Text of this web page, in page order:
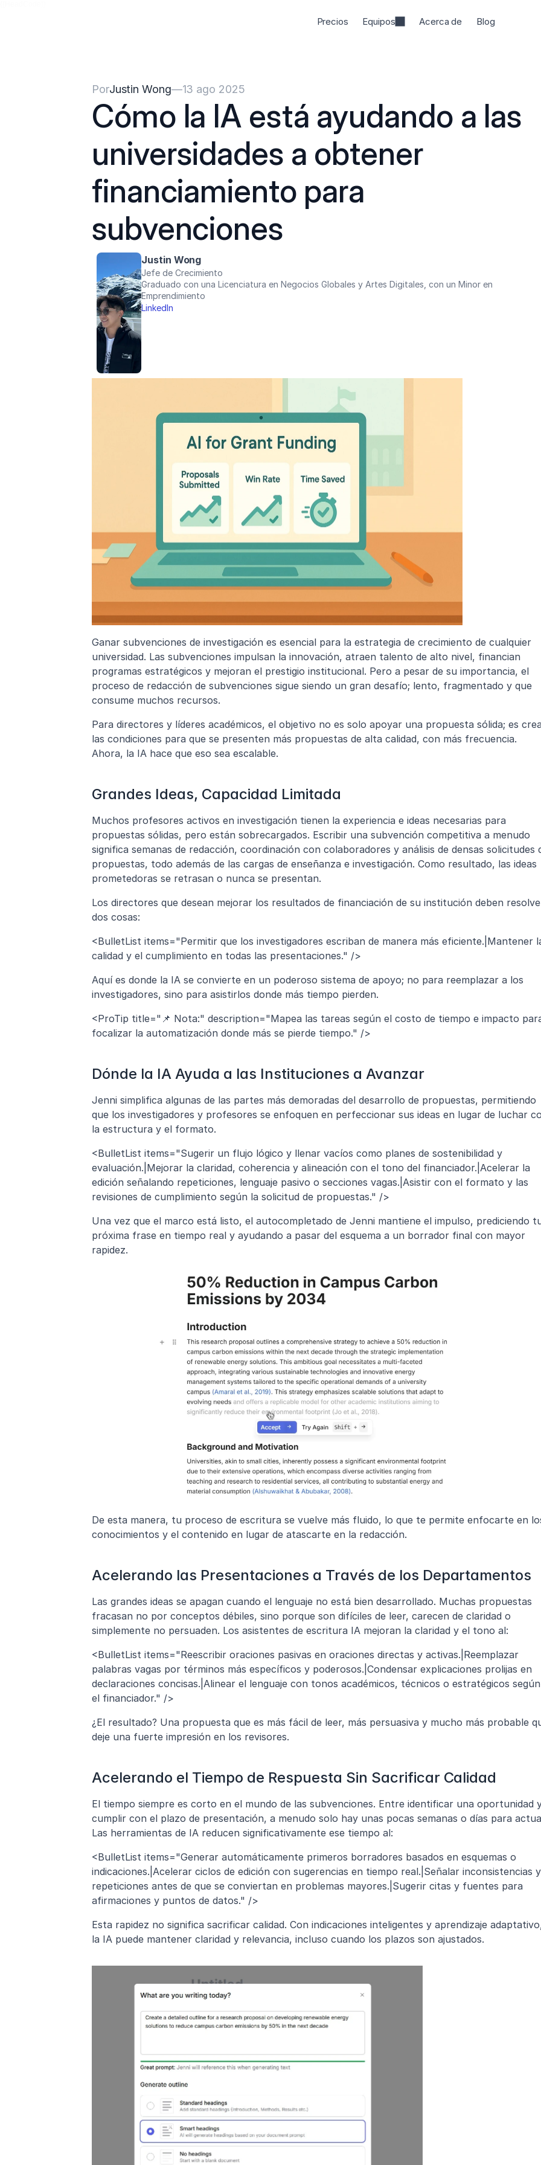
Precios Equipos Acerca de Blog
PorJustin Wong—13 ago 2025
Cómo la IA está ayudando a las
universidades a obtener
financiamiento para
subvenciones
Justin Wong
Jefe de Crecimiento
Graduado con una Licenciatura en Negocios Globales y Artes Digitales, con un Minor en
Emprendimiento
LinkedIn
Ganar subvenciones de investigación es esencial para la estrategia de crecimiento de cualquier
universidad. Las subvenciones impulsan la innovación, atraen talento de alto nivel, financian
programas estratégicos y mejoran el prestigio institucional. Pero a pesar de su importancia, el
proceso de redacción de subvenciones sigue siendo un gran desafío; lento, fragmentado y que
consume muchos recursos.
Para directores y líderes académicos, el objetivo no es solo apoyar una propuesta sólida; es
las condiciones para que se presenten más propuestas de alta calidad, con más frecuencia.
Ahora, la IA hace que eso sea escalable.
Grandes Ideas, Capacidad Limitada
Muchos profesores activos en investigación tienen la experiencia e ideas necesarias para
propuestas sólidas, pero están sobrecargados. Escribir una subvención competitiva a menudo
significa semanas de redacción, coordinación con colaboradores y análisis de densas solicitudes
propuestas, todo además de las cargas de enseñanza e investigación. Como resultado, las ideas
prometedoras se retrasan o nunca se presentan.
Los directores que desean mejorar los resultados de financiación de su institución deben
dos cosas:
<BulletList items="Permitir que los investigadores escriban de manera más eficiente.|Mantener
calidad y el cumplimiento en todas las presentaciones." />
Aquí es donde la IA se convierte en un poderoso sistema de apoyo; no para reemplazar a los
investigadores, sino para asistirlos donde más tiempo pierden.
<ProTip title="📌 Nota:" description="Mapea las tareas según el costo de tiempo e impacto
focalizar la automatización donde más se pierde tiempo." />
Dónde la IA Ayuda a las Instituciones a Avanzar
Jenni simplifica algunas de las partes más demoradas del desarrollo de propuestas, permitiendo
que los investigadores y profesores se enfoquen en perfeccionar sus ideas en lugar de luchar
la estructura y el formato.
<BulletList items="Sugerir un flujo lógico y llenar vacíos como planes de sostenibilidad y
evaluación.|Mejorar la claridad, coherencia y alineación con el tono del financiador.|Acelerar la
edición señalando repeticiones, lenguaje pasivo o secciones vagas.|Asistir con el formato y las
revisiones de cumplimiento según la solicitud de propuestas." />
Una vez que el marco está listo, el autocompletado de Jenni mantiene el impulso, prediciendo
próxima frase en tiempo real y ayudando a pasar del esquema a un borrador final con mayor
rapidez.
De esta manera, tu proceso de escritura se vuelve más fluido, lo que te permite enfocarte en
conocimientos y el contenido en lugar de atascarte en la redacción.
Acelerando las Presentaciones a Través de los Departamentos
Las grandes ideas se apagan cuando el lenguaje no está bien desarrollado. Muchas propuestas
fracasan no por conceptos débiles, sino porque son difíciles de leer, carecen de claridad o
simplemente no persuaden. Los asistentes de escritura IA mejoran la claridad y el tono al:
<BulletList items="Reescribir oraciones pasivas en oraciones directas y activas.|Reemplazar
palabras vagas por términos más específicos y poderosos.|Condensar explicaciones prolijas en
declaraciones concisas.|Alinear el lenguaje con tonos académicos, técnicos o estratégicos según
el financiador." />
¿El resultado? Una propuesta que es más fácil de leer, más persuasiva y mucho más probable
deje una fuerte impresión en los revisores.
Acelerando el Tiempo de Respuesta Sin Sacrificar Calidad
El tiempo siempre es corto en el mundo de las subvenciones. Entre identificar una oportunidad
cumplir con el plazo de presentación, a menudo solo hay unas pocas semanas o días para
Las herramientas de IA reducen significativamente ese tiempo al:
<BulletList items="Generar automáticamente primeros borradores basados en esquemas o
indicaciones.|Acelerar ciclos de edición con sugerencias en tiempo real.|Señalar inconsistencias y
repeticiones antes de que se conviertan en problemas mayores.|Sugerir citas y fuentes para
afirmaciones y puntos de datos." />
Esta rapidez no significa sacrificar calidad. Con indicaciones inteligentes y aprendizaje
la IA puede mantener claridad y relevancia, incluso cuando los plazos son ajustados.